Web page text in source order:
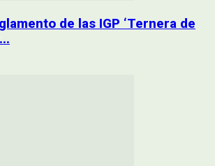
de las IGP ‘Ternera de